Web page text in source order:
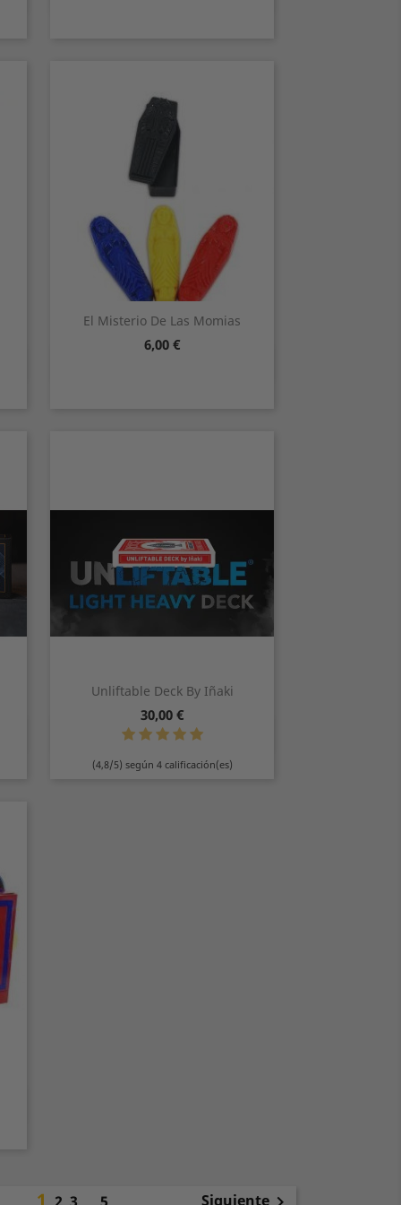
El Misterio De Las Momias
Precio
6,00 €
Unliftable Deck By Iñaki
Precio
30,00 €
(4,8/5) según 4 calificación(es)
Vista rápida
Azul Rojo
1 Siguiente